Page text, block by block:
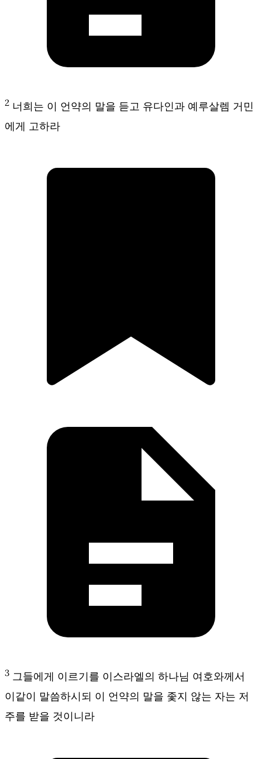
2 너희는 이 언약의 말을 듣고 유다인과 예루살렘 거민
에게 고하라
3 그들에게 이르기를 이스라엘의 하나님 여호와께서
이같이 말씀하시되 이 언약의 말을 좇지 않는 자는 저
주를 받을 것이니라